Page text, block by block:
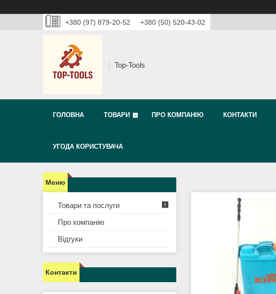
+380 (97) 879-20-52 +380 (50) 520-43-02
Top-Tools
ГОЛОВНА ТОВАРИ ПРО КОМПАНІЮ КОНТАКТИ
УГОДА КОРИСТУВАЧА
Товари та послуги
Про компанію
Відгуки
Контакти